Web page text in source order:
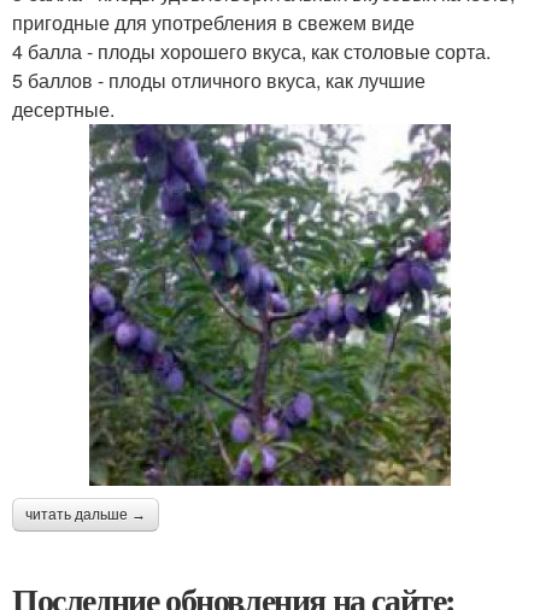
пригодные для употребления в свежем виде
4 балла - плоды хорошего вкуса, как столовые сорта.
5 баллов - плоды отличного вкуса, как лучшие
десертные.
читать дальше →
Последние обновления на сайте: